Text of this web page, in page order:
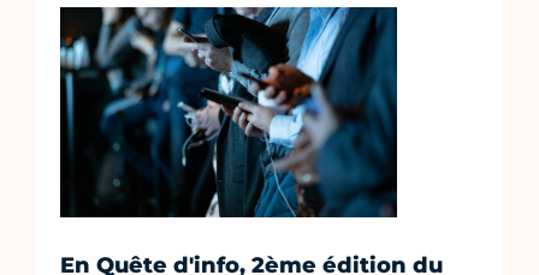
En Quête d'info, 2ème édition du